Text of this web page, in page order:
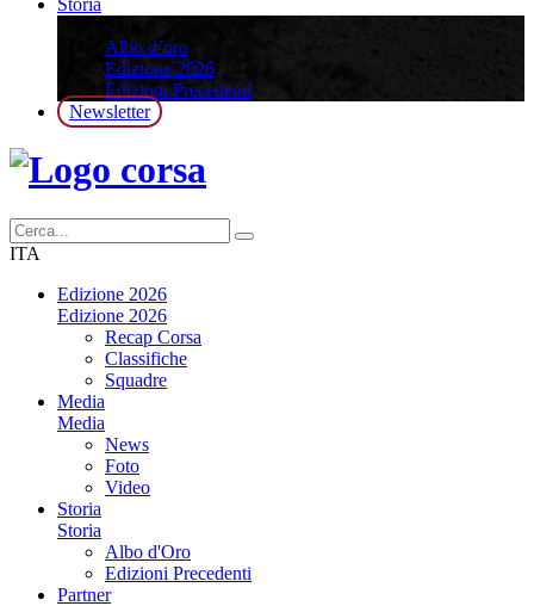
Storia
Albo d’oro
Edizione 2026
Edizioni Precedenti
Newsletter
ITA
Edizione 2026
Edizione 2026
Recap Corsa
Classifiche
Squadre
Media
Media
News
Foto
Video
Storia
Storia
Albo d'Oro
Edizioni Precedenti
Partner